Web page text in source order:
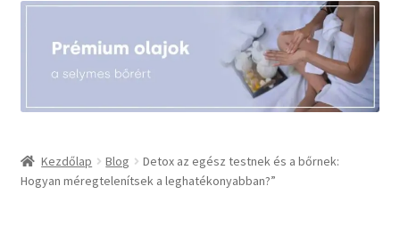
Belépés
Partnereink
Kezdőlap Blog
Detox az egész testnek és a bőrnek:
Hogyan méregtelenítsek a leghatékonyabban?”